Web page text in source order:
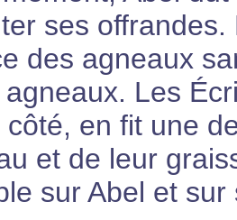
ses
des agneaux
agneaux. Les
côté, en fit une
et de leur
sur Abel et